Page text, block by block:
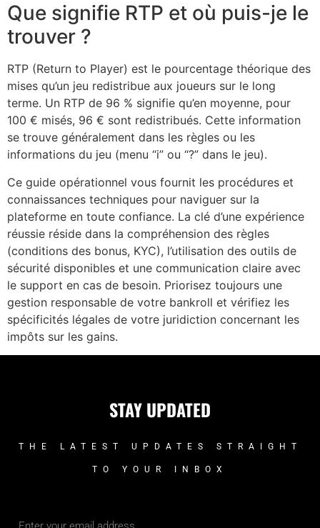
Que signifie RTP et où puis-je le
trouver ?
RTP (Return to Player) est le pourcentage théorique des
mises qu’un jeu redistribue aux joueurs sur le long
terme. Un RTP de 96 % signifie qu’en moyenne, pour
100 € misés, 96 € sont redistribués. Cette information
se trouve généralement dans les règles ou les
informations du jeu (menu “i” ou “?” dans le jeu).
Ce guide opérationnel vous fournit les procédures et
connaissances techniques pour naviguer sur la
plateforme en toute confiance. La clé d’une expérience
réussie réside dans la compréhension des règles
(conditions des bonus, KYC), l’utilisation des outils de
sécurité disponibles et une communication claire avec
le support en cas de besoin. Priorisez toujours une
gestion responsable de votre bankroll et vérifiez les
spécificités légales de votre juridiction concernant les
impôts sur les gains.
STAY UPDATED
THE LATEST UPDATES STRAIGHT
TO YOUR INBOX